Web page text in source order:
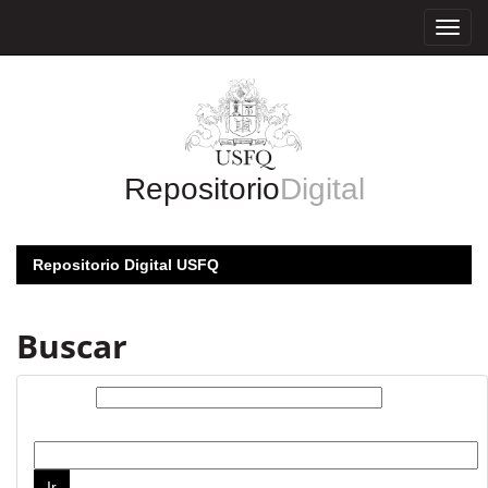
RepositorioDigital
Repositorio Digital USFQ
Buscar